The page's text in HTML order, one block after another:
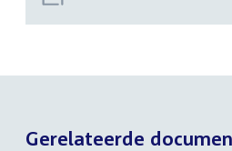
Gerelateerde